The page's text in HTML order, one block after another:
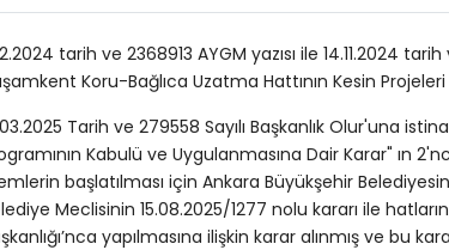
tarih ve 2368913 AYGM yazısı ile 14.11.2024
Koru-Bağlıca Uzatma Hattının Kesin Projeleri
Tarih ve 279558 Sayılı Başkanlık Olur'una
Kabulü ve Uygulanmasına Dair Karar" ın
başlatılması için Ankara Büyükşehir
Meclisinin 15.08.2025/1277 nolu kararı ile
yapılmasına ilişkin karar alınmış ve bu